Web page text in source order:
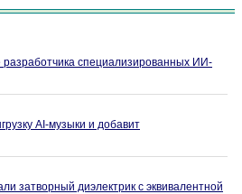
разработчика специализированных ИИ-
AI-музыки и добавит
затворный диэлектрик с эквивалентной